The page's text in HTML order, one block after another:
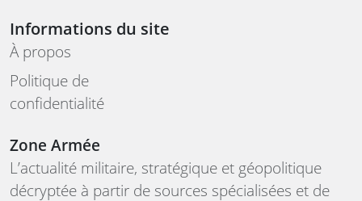
Informations du site
À propos
Politique de
confidentialité
Zone Armée
L’actualité militaire, stratégique et géopolitique
décryptée à partir de sources spécialisées et de